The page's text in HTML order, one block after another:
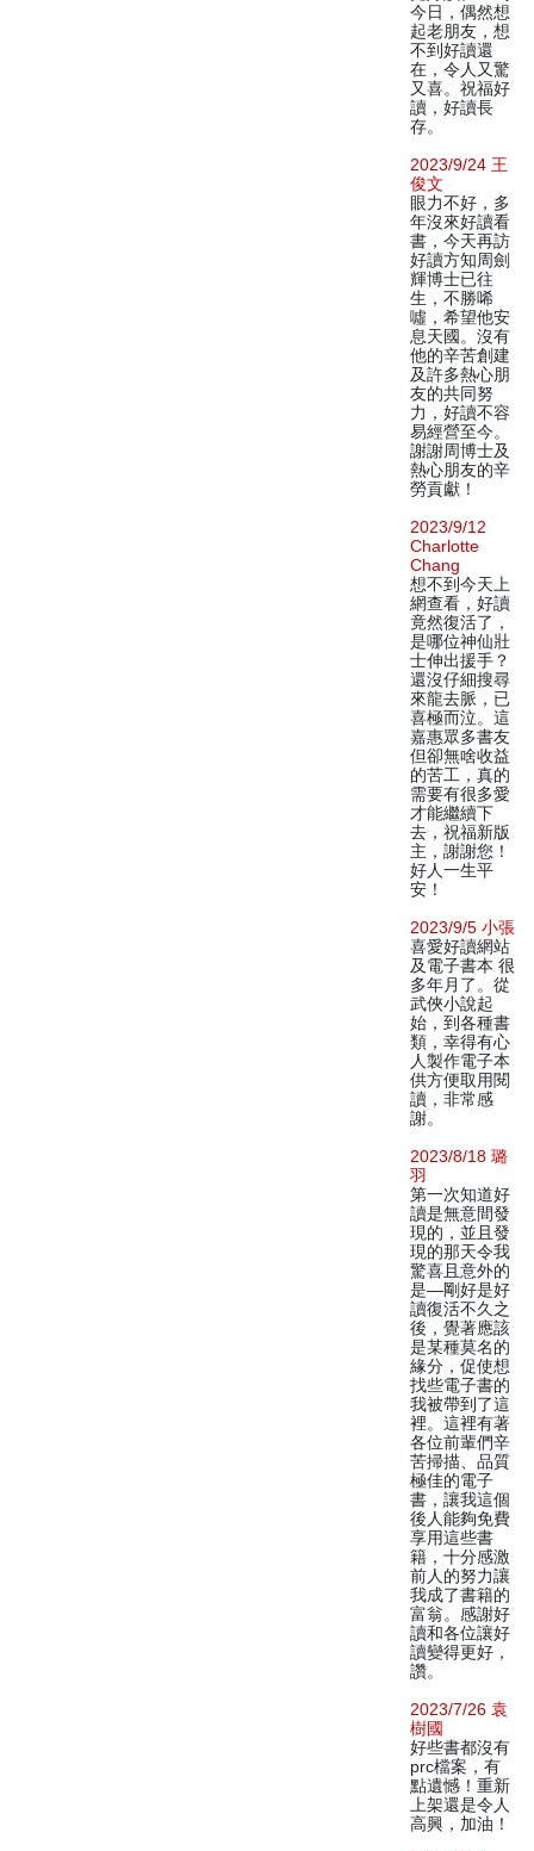
今日，偶然想
起老朋友，想
不到好讀還
在，令人又驚
又喜。祝福好
讀，好讀長
存。
2023/9/24 王
俊文
眼力不好，多
年沒來好讀看
書，今天再訪
好讀方知周劍
輝博士已往
生，不勝唏
噓，希望他安
息天國。沒有
他的辛苦創建
及許多熱心朋
友的共同努
力，好讀不容
易經營至今。
謝謝周博士及
熱心朋友的辛
勞貢獻！
2023/9/12
Charlotte
Chang
想不到今天上
網查看，好讀
竟然復活了，
是哪位神仙壯
士伸出援手？
還沒仔細搜尋
來龍去脈，已
喜極而泣。這
嘉惠眾多書友
但卻無啥收益
的苦工，真的
需要有很多愛
才能繼續下
去，祝福新版
主，謝謝您！
好人一生平
安！
2023/9/5 小張
喜愛好讀網站
及電子書本 很
多年月了。從
武俠小說起
始，到各種書
類，幸得有心
人製作電子本
供方便取用閱
讀，非常感
謝。
2023/8/18 璐
羽
第一次知道好
讀是無意間發
現的，並且發
現的那天令我
驚喜且意外的
是—剛好是好
讀復活不久之
後，覺著應該
是某種莫名的
緣分，促使想
找些電子書的
我被帶到了這
裡。這裡有著
各位前輩們辛
苦掃描、品質
極佳的電子
書，讓我這個
後人能夠免費
享用這些書
籍，十分感激
前人的努力讓
我成了書籍的
富翁。感謝好
讀和各位讓好
讀變得更好，
讚。
2023/7/26 袁
樹國
好些書都沒有
prc檔案，有
點遺憾！重新
上架還是令人
高興，加油！